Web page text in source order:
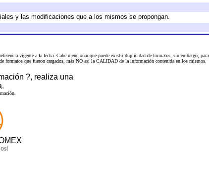
y las modificaciones que a los mismos se propongan.
vigente a la fecha. Cabe mencionar que puede existir duplicidad de formatos, sin embargo, para
formatos que fueron cargados, más NO así la CALIDAD de la información contenida en los mismos.
?, realiza una